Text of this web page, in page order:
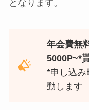
となります。
年会費無
5000P~*
*申し込
動します